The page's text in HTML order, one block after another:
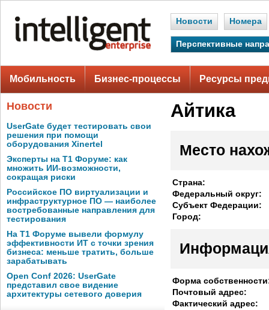
Новости Номера
Перспективные
Мобильность Бизнес-процессы Ресурсы
Новости
UserGate будет тестировать свои
решения при помощи
оборудования Xinertel
Эксперты на Т1 Форуме: как
множить ИИ-возможности,
сокращая риски
Российское ПО виртуализации и
инфраструктурное ПО — наиболее
востребованные направления для
тестирования
На Т1 Форуме вывели формулу
эффективности ИТ с точки зрения
бизнеса: меньше тратить, больше
зарабатывать
Open Conf 2026: UserGate
представил свое видение
архитектуры сетевого доверия
Айтика
Место
Страна:
Федеральный округ:
Субъект Федерации:
Город:
Форма
Почтовый адрес:
Фактический адрес: